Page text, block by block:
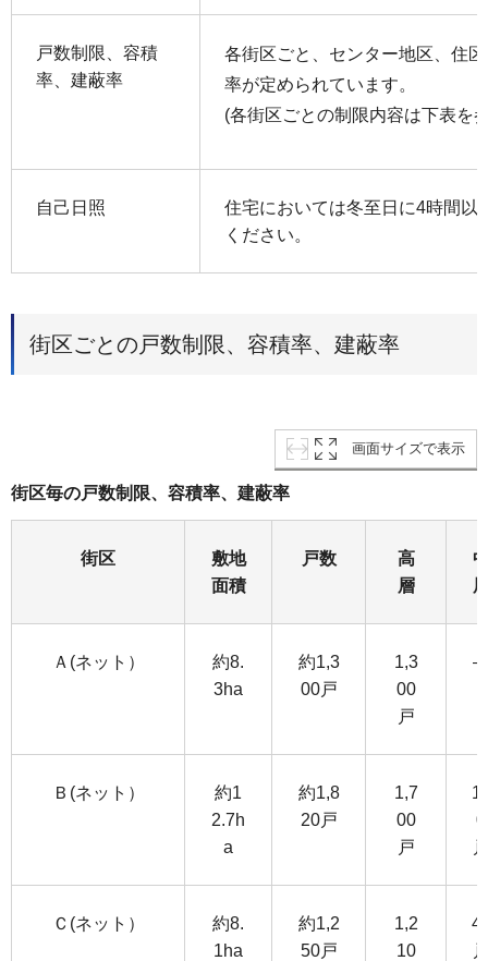
戸数制限、容積
率、建蔽率
各街区ごと、センター地区、住
率が定められています。
(各街区ごとの制限内容は下表を
自己日照
住宅においては冬至日に4時間以
ください。
街区ごとの戸数制限、容積率、建蔽率
画面サイズで表示
街区毎の戸数制限、容積率、建蔽率
街区
敷地
面積
戸数
高
層
Ａ(ネット）
約8.
3ha
約1,3
00戸
1,3
00
戸
Ｂ(ネット）
約1
2.7h
a
約1,8
20戸
1,7
00
戸
0
Ｃ(ネット）
約8.
1ha
約1,2
50戸
1,2
10